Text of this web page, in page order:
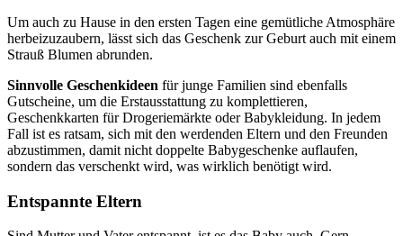
Um auch zu Hause in den ersten Tagen eine gemütliche Atmosphäre
herbeizuzaubern, lässt sich das Geschenk zur Geburt auch mit einem
Strauß Blumen abrunden.
Sinnvolle Geschenkideen für junge Familien sind ebenfalls
Gutscheine, um die Erstausstattung zu komplettieren,
Geschenkkarten für Drogeriemärkte oder Babykleidung. In jedem
Fall ist es ratsam, sich mit den werdenden Eltern und den Freunden
abzustimmen, damit nicht doppelte Babygeschenke auflaufen,
sondern das verschenkt wird, was wirklich benötigt wird.
Entspannte Eltern